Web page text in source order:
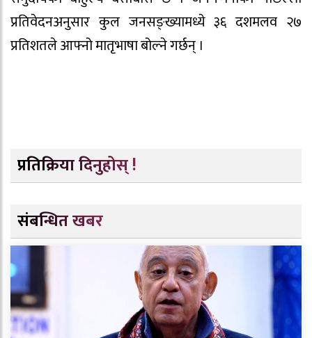
प्रतिवेदनअनुसार कुल जनसङ्ख्यामध्ये ३६ दशमलव २७
प्रतिशतले आफ्नो मातृभाषा बोल्ने गर्छन् ।
प्रतिक्रिया दिनुहोस् !
संबन्धित खबर